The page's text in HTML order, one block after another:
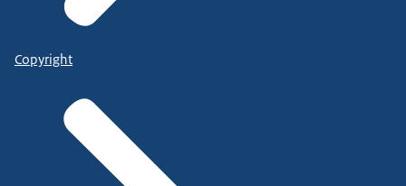
Copyright